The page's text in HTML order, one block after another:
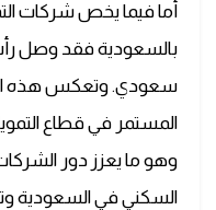
أما فيما يخص شركات
سعودي. وتعكس هذه
المستمر في قطاع
وهو ما يعزز دور
السكني في السعودية